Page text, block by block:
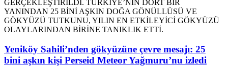
Yeniköy Sahili’nden gökyüzüne çevre mesajı: 25
bini aşkın kişi Perseid Meteor Yağmuru’nu izledi